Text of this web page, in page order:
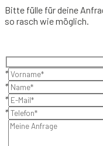
Bitte fülle für deine
so rasch wie möglich.
*
*
*
*